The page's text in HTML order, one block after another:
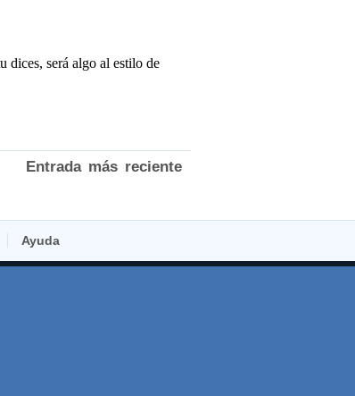
Entrada más reciente
Ayuda